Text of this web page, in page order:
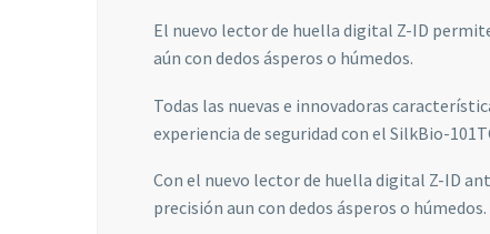
El nuevo lector de huella digital Z-ID
aún con dedos ásperos o húmedos.
Todas las nuevas e innovadoras
experiencia de seguridad con el SilkBio-
Con el nuevo lector de huella digital Z-ID
precisión aun con dedos ásperos o húmedos.